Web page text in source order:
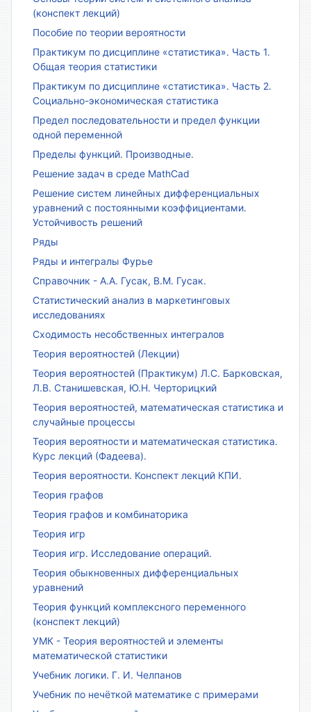
(конспект лекций)
Пособие по теории вероятности
Практикум по дисциплине «статистика». Часть 1.
Общая теория статистики
Практикум по дисциплине «статистика». Часть 2.
Социально-экономическая статистика
Предел последовательности и предел функции
одной переменной
Пределы функций. Производные.
Решение задач в среде MathCad
Решение систем линейных дифференциальных
уравнений с постоянными коэффициентами.
Устойчивость решений
Ряды
Ряды и интегралы Фурье
Справочник - А.А. Гусак, В.М. Гусак.
Статистический анализ в маркетинговых
исследованиях
Сходимость несобственных интегралов
Теория вероятностей (Лекции)
Теория вероятностей (Практикум) Л.С. Барковская,
Л.В. Станишевская, Ю.Н. Черторицкий
Теория вероятностей, математическая статистика и
случайные процессы
Теория вероятности и математическая статистика.
Курс лекций (Фадеева).
Теория вероятности. Конспект лекций КПИ.
Теория графов
Теория графов и комбинаторика
Теория игр
Теория игр. Исследование операций.
Теория обыкновенных дифференциальных
уравнений
Теория функций комплексного переменного
(конспект лекций)
УМК - Теория вероятностей и элементы
математической статистики
Учебник логики. Г. И. Челпанов
Учебник по нечёткой математике с примерами